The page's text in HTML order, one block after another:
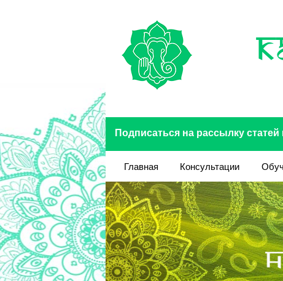
Подписаться на рассылку
Главная Консультации